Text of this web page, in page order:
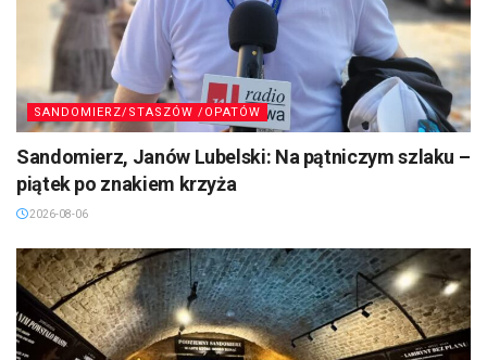
SANDOMIERZ/STASZÓW /OPATÓW
Sandomierz, Janów Lubelski: Na pątniczym szlaku –
piątek po znakiem krzyża
2026-08-06